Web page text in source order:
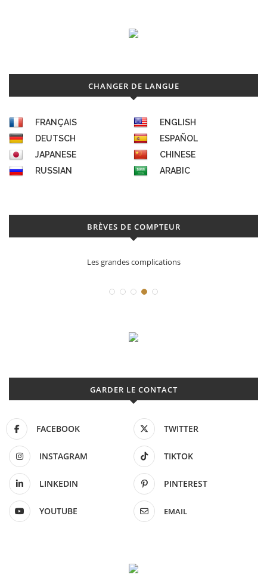
CHANGER DE LANGUE
FRANÇAIS
ENGLISH
DEUTSCH
ESPAÑOL
JAPANESE
CHINESE
RUSSIAN
ARABIC
BRÈVES DE COMPTEUR
Les grandes complications
GARDER LE CONTACT
FACEBOOK TWITTER
INSTAGRAM TIKTOK
LINKEDIN PINTEREST
YOUTUBE EMAIL